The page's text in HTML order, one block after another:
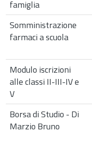
famiglia
Somministrazione
farmaci a scuola
Modulo iscrizioni
alle classi II-III-IV e
V
Borsa di Studio - Di
Marzio Bruno